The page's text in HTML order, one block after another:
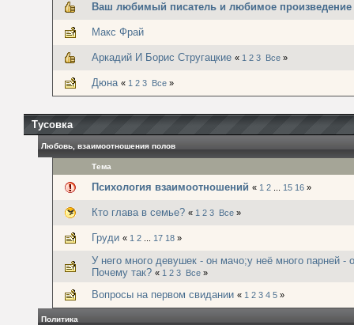
Ваш любимый писатель и любимое произведение
Макс Фрай
Аркадий И Борис Стругацкие « 1 2 3 Все »
Дюна « 1 2 3 Все »
Тусовка
Любовь, взаимоотношения полов
Тема
Психология взаимоотношений « 1 2 15 16 »
Кто глава в семье? « 1 2 3 Все »
Груди « 1 2 17 18 »
У него много девушек - он мачо;у неё много парней -
Почему так? « 1 2 3 Все »
Вопросы на первом свидании « 1 2 3 4 5 »
Политика